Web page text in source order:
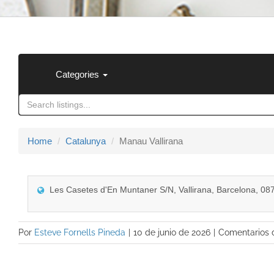
Categories
Home Catalunya Manau Vallirana
Les Casetes d'En Muntaner S/N, Vallirana, Barcelona,
Por Esteve Fornells Pineda 10 de junio de 2026 Comentarios